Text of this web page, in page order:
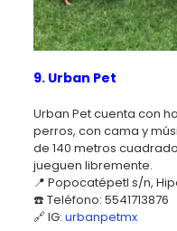
9. Urban Pet
Urban Pet cuenta con
perros, con cama y
de 140 metros
jueguen libremente.
📍 Popocatépetl s/n,
☎️ Teléfono: 5541713876
🔗 IG: urbanpetmx